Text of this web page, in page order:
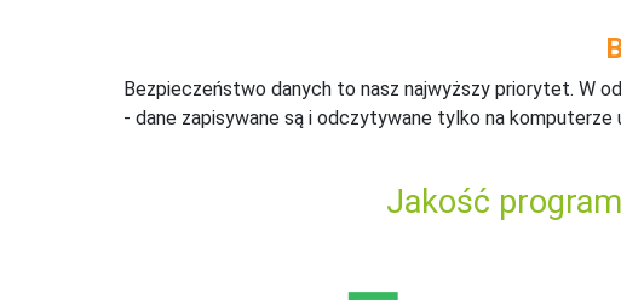
Bezpieczeństwo danych to nasz najwyższy priorytet. W
- dane zapisywane są i odczytywane tylko na komputerze
Jakość